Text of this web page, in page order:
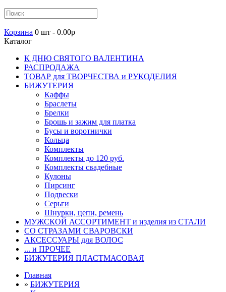
Корзина 0 шт - 0.00р
Каталог
К ДНЮ СВЯТОГО ВАЛЕНТИНА
РАСПРОДАЖА
ТОВАР для ТВОРЧЕСТВА и РУКОДЕЛИЯ
БИЖУТЕРИЯ
Каффы
Браслеты
Брелки
Брошь и зажим для платка
Бусы и воротнички
Кольца
Комплекты
Комплекты до 120 руб.
Комплекты свадебные
Кулоны
Пирсинг
Подвески
Серьги
Шнурки, цепи, ремень
МУЖСКОЙ АССОРТИМЕНТ и изделия из СТАЛИ
СО СТРАЗАМИ СВАРОВСКИ
АКСЕССУАРЫ для ВОЛОС
... и ПРОЧЕЕ
БИЖУТЕРИЯ ПЛАСТМАСОВАЯ
Главная
» БИЖУТЕРИЯ